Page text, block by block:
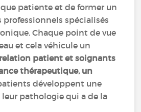
patiente et de former un
professionnels spécialisés
Chaque point de vue
et cela véhicule un
patient et soignants
thérapeutique, un
développent une
pathologie qui a de la